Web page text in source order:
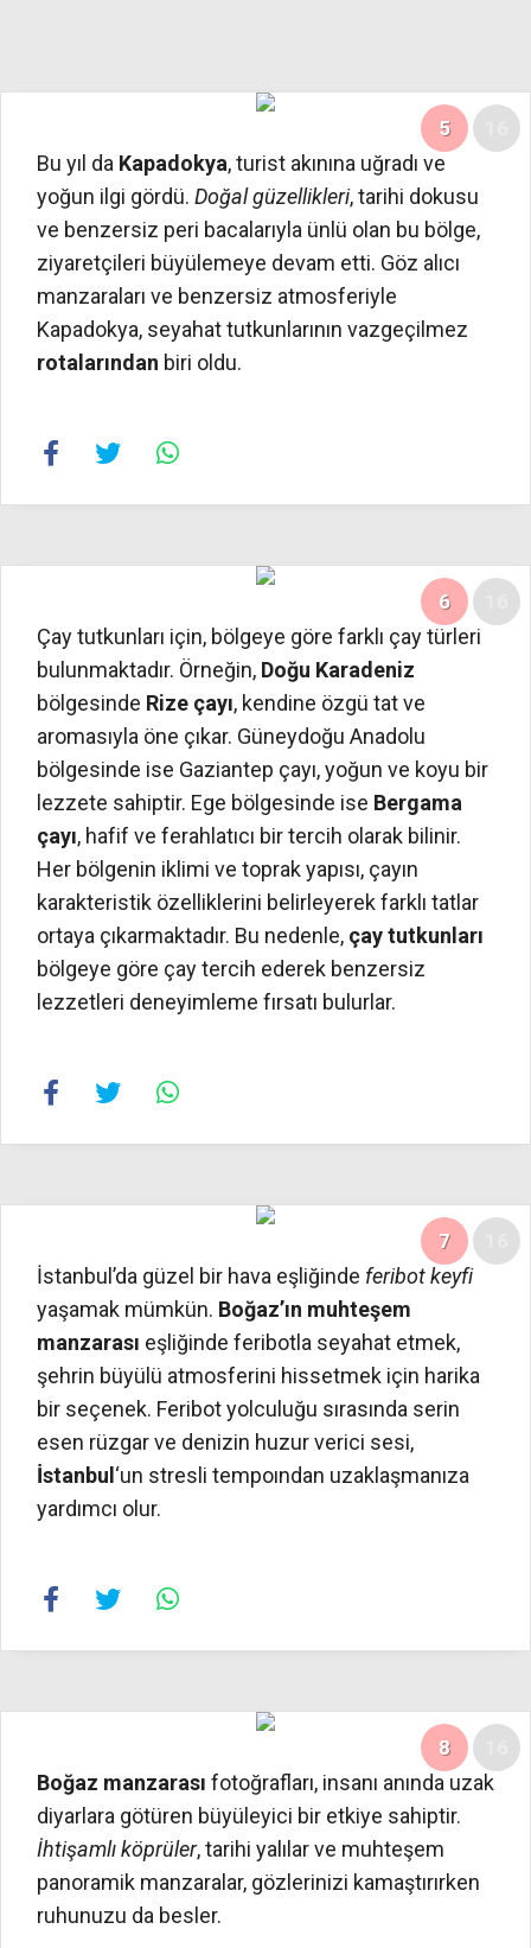
5
Bu yıl da Kapadokya, turist akınına uğradı ve
yoğun ilgi gördü. Doğal güzellikleri, tarihi dokusu
ve benzersiz peri bacalarıyla ünlü olan bu bölge,
ziyaretçileri büyülemeye devam etti. Göz alıcı
manzaraları ve benzersiz atmosferiyle
Kapadokya, seyahat tutkunlarının vazgeçilmez
rotalarından biri oldu.
6
Çay tutkunları için, bölgeye göre farklı çay türleri
bulunmaktadır. Örneğin, Doğu Karadeniz
bölgesinde Rize çayı, kendine özgü tat ve
aromasıyla öne çıkar. Güneydoğu Anadolu
bölgesinde ise Gaziantep çayı, yoğun ve koyu bir
lezzete sahiptir. Ege bölgesinde ise Bergama
çayı, hafif ve ferahlatıcı bir tercih olarak bilinir.
Her bölgenin iklimi ve toprak yapısı, çayın
karakteristik özelliklerini belirleyerek farklı tatlar
ortaya çıkarmaktadır. Bu nedenle, çay tutkunları
bölgeye göre çay tercih ederek benzersiz
lezzetleri deneyimleme fırsatı bulurlar.
7
İstanbul’da güzel bir hava eşliğinde feribot keyfi
yaşamak mümkün. Boğaz’ın muhteşem
manzarası eşliğinde feribotla seyahat etmek,
şehrin büyülü atmosferini hissetmek için harika
bir seçenek. Feribot yolculuğu sırasında serin
esen rüzgar ve denizin huzur verici sesi,
İstanbul‘un stresli tempoından uzaklaşmanıza
yardımcı olur.
8
Boğaz manzarası fotoğrafları, insanı anında uzak
diyarlara götüren büyüleyici bir etkiye sahiptir.
İhtişamlı köprüler, tarihi yalılar ve muhteşem
panoramik manzaralar, gözlerinizi kamaştırırken
ruhunuzu da besler.